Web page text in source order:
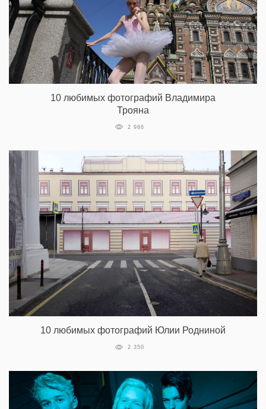
10 любимых фотографий Владимира
Трояна
2 986
10 любимых фотографий Юлии Родниной
2 350